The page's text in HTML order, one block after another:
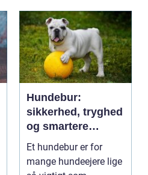
Hundebur:
sikkerhed, tryghed
og smartere
hverdag med hund
Et hundebur er for
mange hundeejere lige